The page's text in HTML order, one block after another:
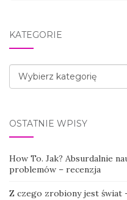
KATEGORIE
Kategorie
OSTATNIE WPISY
How To. Jak? Absurdalnie
problemów – recenzja
Z czego zrobiony jest świat